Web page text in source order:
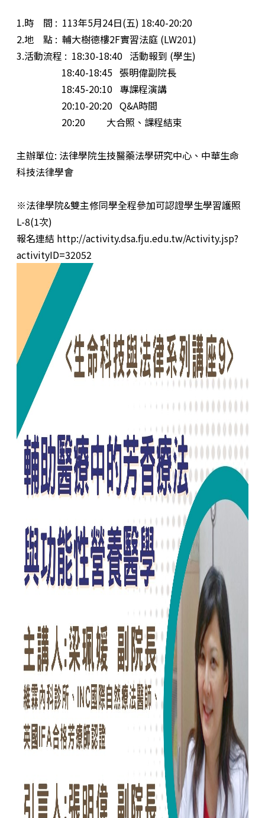
1.時 間 : 113年5月24日(五) 18:40-20:20
2.地 點 : 輔大樹德樓2F實習法庭 (LW201)
3.活動流程 : 18:30-18:40 活動報到 (學生)
18:40-18:45 張明偉副院長
18:45-20:10 專課程演講
20:10-20:20 Q&A時間
20:20 大合照、課程結束
主辦單位: 法律學院生技醫藥法學研究中心、中華生命
科技法律學會
※法律學院&雙主修同學全程參加可認證學生學習護照
L-8(1次)
報名連結 http://activity.dsa.fju.edu.tw/Activity.jsp?
activityID=32052